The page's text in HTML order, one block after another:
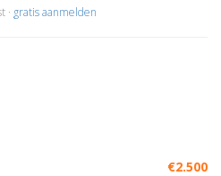
· gratis aanmelden
€2.500